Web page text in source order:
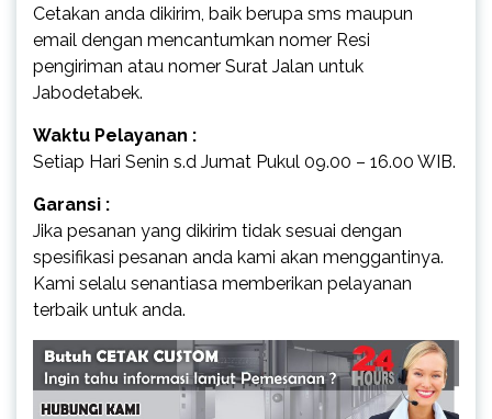
Cetakan anda dikirim, baik berupa sms maupun
email dengan mencantumkan nomer Resi
pengiriman atau nomer Surat Jalan untuk
Jabodetabek.
Waktu Pelayanan :
Setiap Hari Senin s.d Jumat Pukul 09.00 – 16.00 WIB.
Garansi :
Jika pesanan yang dikirim tidak sesuai dengan
spesifikasi pesanan anda kami akan menggantinya.
Kami selalu senantiasa memberikan pelayanan
terbaik untuk anda.